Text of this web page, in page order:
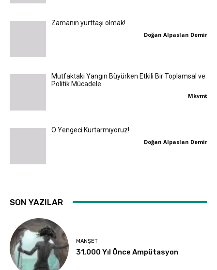
Zamanın yurttaşı olmak!
Doğan Alpaslan Demir
Mutfaktaki Yangın Büyürken Etkili Bir Toplamsal ve
Politik Mücadele
Mkvmt
O Yengeci Kurtarmıyoruz!
Doğan Alpaslan Demir
SON YAZILAR
MANŞET
31,000 Yıl Önce Ampütasyon